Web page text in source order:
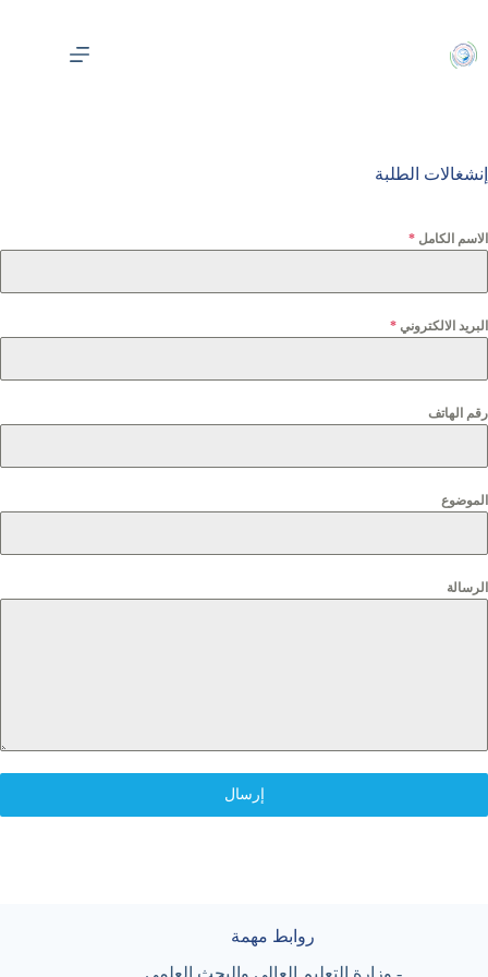
المحتوى
إنشغالات الطلبة
الاسم الكامل *
البريد الالكتروني *
رقم الهاتف
الموضوع
الرسالة
إرسال
روابط مهمة
- وزارة التعليم العالي والبحث العلمي